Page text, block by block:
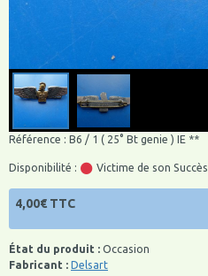
Référence : B6 / 1 ( 25° Bt genie ) IE **
Disponibilité : Victime de son Succès
4,00€ TTC
État du produit : Occasion
Fabricant : Delsart